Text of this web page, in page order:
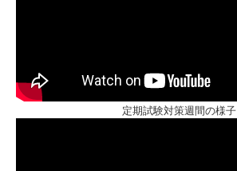
定期試験対策週間の様子